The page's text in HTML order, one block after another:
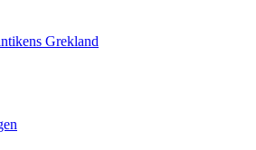
Grekland